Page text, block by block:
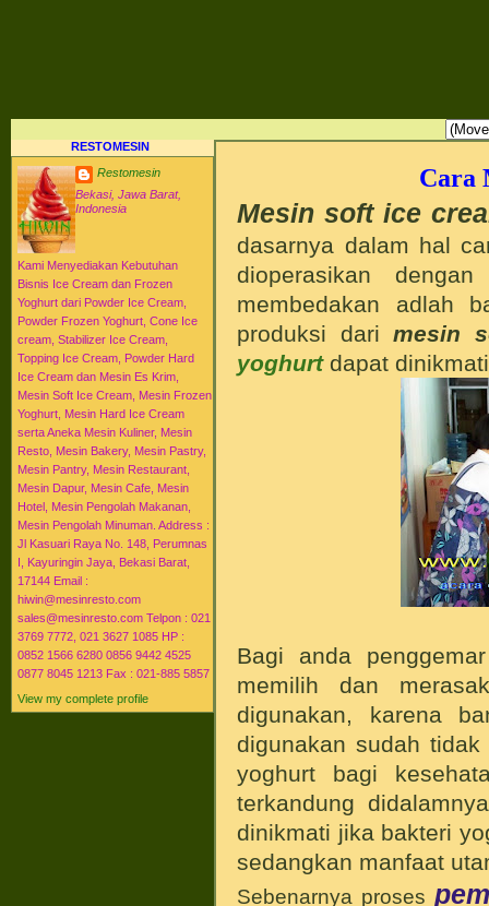
RESTOMESIN
Restomesin
Bekasi, Jawa Barat,
Indonesia
Kami Menyediakan Kebutuhan
Bisnis Ice Cream dan Frozen
Yoghurt dari Powder Ice Cream,
Powder Frozen Yoghurt, Cone Ice
cream, Stabilizer Ice Cream,
Topping Ice Cream, Powder Hard
Ice Cream dan Mesin Es Krim,
Mesin Soft Ice Cream, Mesin Frozen
Yoghurt, Mesin Hard Ice Cream
serta Aneka Mesin Kuliner, Mesin
Resto, Mesin Bakery, Mesin Pastry,
Mesin Pantry, Mesin Restaurant,
Mesin Dapur, Mesin Cafe, Mesin
Hotel, Mesin Pengolah Makanan,
Mesin Pengolah Minuman. Address :
Jl Kasuari Raya No. 148, Perumnas
I, Kayuringin Jaya, Bekasi Barat,
17144 Email :
hiwin@mesinresto.com
sales@mesinresto.com Telpon : 021
3769 7772, 021 3627 1085 HP :
0852 1566 6280 0856 9442 4525
0877 8045 1213 Fax : 021-885 5857
View my complete profile
Cara
Mesin soft ice
dasarnya dalam hal
dioperasikan
membedakan adlah
produksi darimesin
yoghurtdapat
Bagi anda
memilih dan
digunakan, karena
digunakan sudah
yoghurt bagi
terkandung
dinikmati jika bakteri
sedangkan manfaat
Sebenarnya proses